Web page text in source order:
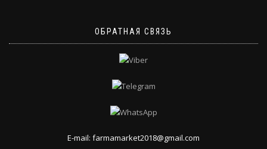
ОБРАТНАЯ СВЯЗЬ
E-mail: farmamarket2018@gmail.com